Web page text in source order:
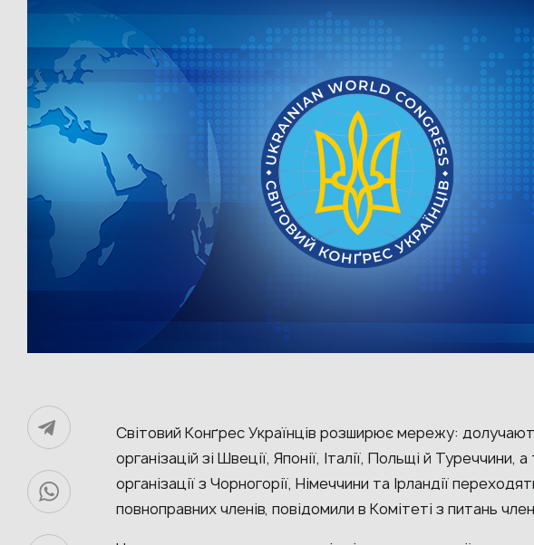
Світовий Конґрес Українців розширює мережу:
організацій зі Швеції, Японії, Італії, Польщі й Туреччини,
організації з Чорногорії, Німеччини та Ірландії
повноправних членів, повідомили в Комітеті з питань